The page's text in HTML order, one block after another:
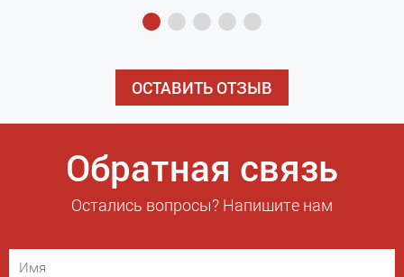
ОСТАВИТЬ ОТЗЫВ
Обратная связь
Остались вопросы? Напишите нам